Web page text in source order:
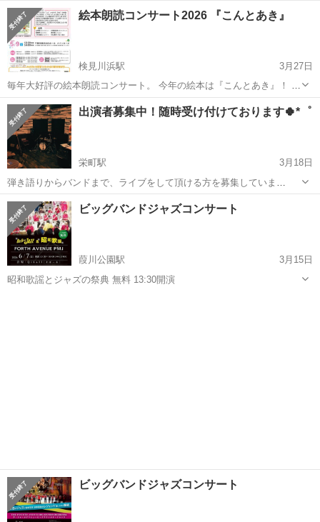
絵本朗読コンサート2026 『こんとあき』
検見川浜駅
3月27日
毎年大好評の絵本朗読コンサート。 今年の絵本は『こんとあき』！ プ
ロの演奏と朗読でお届けします。 【日程】 2026年5月9日(土) 13:30開
場/14:00開演 【会場】 千葉市美浜文化ホール メインホ...
千葉 千葉市 検見川浜駅 コンサート/ショー ホール
出演者募集中！随時受け付けております🍀*゜
栄町駅
3月18日
弾き語りからバンドまで、ライブをして頂ける方を募集していま
す！！ 千葉駅から、徒歩7分のSmile Musicと言うミュージックバーで
す✨️ お気軽にご連絡下さい🙇‍♀️ https://smile-music-1.jim...
千葉 千葉市 栄町駅 コンサート/ショー 出演者
ビッグバンドジャズコンサート
葭川公園駅
3月15日
昭和歌謡とジャズの祭典 無料 13:30開演
ビッグバンドジャズコンサート